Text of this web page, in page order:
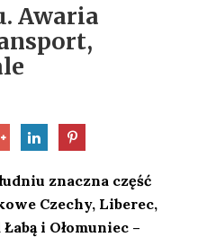
Awaria
znaczna część
Czechy, Liberec,
i Ołomuniec –